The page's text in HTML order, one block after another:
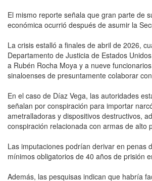
El mismo reporte señala que gran parte de
económica ocurrió después de asumir la
La crisis estalló a finales de abril de 2026,
Departamento de Justicia de Estados
a Rubén Rocha Moya y a nueve
sinaloenses de presuntamente colaborar
En el caso de Díaz Vega, las autoridades
señalan por conspiración para importar
ametralladoras y dispositivos destructivos,
conspiración relacionada con armas de alto
Las imputaciones podrían derivar en penas
mínimos obligatorios de 40 años de prisión
Además, las pesquisas indican que habría